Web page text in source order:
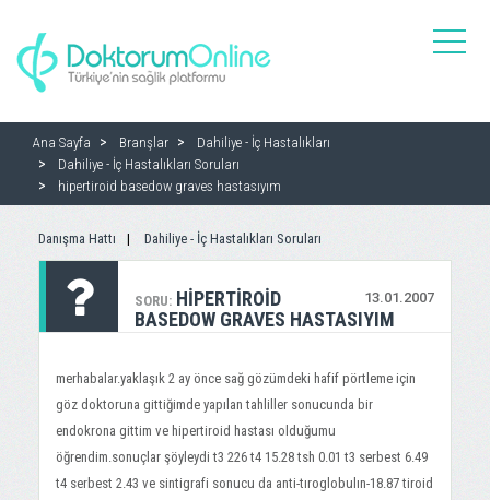
toggle
Ana Sayfa Branşlar
Dahiliye - İç Hastalıkları
Dahiliye - İç Hastalıkları Soruları
hipertiroid basedow graves hastasıyım
Danışma Hattı Dahiliye - İç Hastalıkları Soruları
SORU: 13.01.2007
HIPERTIROID
BASEDOW GRAVES HASTASIYIM
merhabalar.yaklaşık 2 ay önce sağ gözümdeki hafif pörtleme için
göz doktoruna gittiğimde yapılan tahliller sonucunda bir
endokrona gittim ve hipertiroid hastası olduğumu
öğrendim.sonuçlar şöyleydi t3 226 t4 15.28 tsh 0.01 t3 serbest 6.49
t4 serbest 2.43 ve sintigrafi sonucu da anti-tıroglobulın-18.87 tiroid